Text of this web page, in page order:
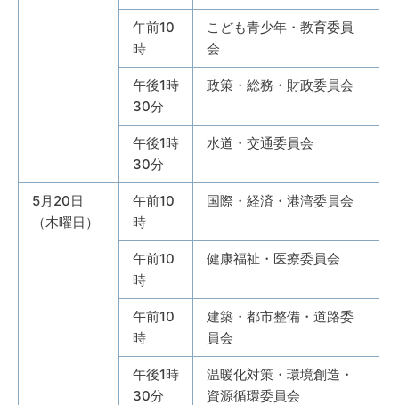
午前10
時
こども青少年・教育委員
会
午後1時
30分
政策・総務・財政委員会
午後1時
30分
水道・交通委員会
5月20日
（木曜日）
午前10
時
国際・経済・港湾委員会
午前10
時
健康福祉・医療委員会
午前10
時
建築・都市整備・道路委
員会
午後1時
30分
温暖化対策・環境創造・
資源循環委員会